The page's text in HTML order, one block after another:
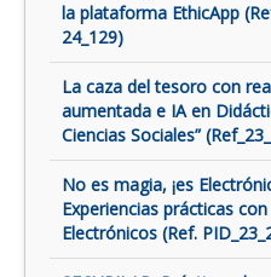
la plataforma EthicApp
24_129)
La caza del tesoro con
aumentada e IA en
Ciencias Sociales”
No es magia, ¡es
Experiencias prácticas
Electrónicos (Ref.